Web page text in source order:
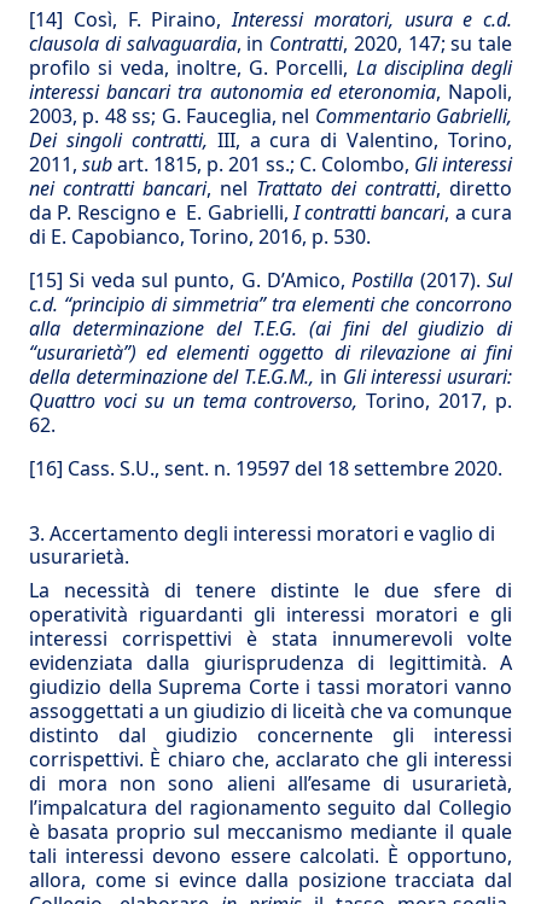
[14] Così, F. Piraino,Interessi moratori, usura e c.d.
clausola di salvaguardia, in Contratti, 2020, 147; su tale
profilo si veda, inoltre, G. Porcelli, La disciplina degli
interessi bancari tra autonomia ed eteronomia, Napoli,
2003, p. 48 ss; G. Fauceglia, nel Commentario Gabrielli,
Dei singoli contratti, III, a cura di Valentino, Torino,
2011, subart. 1815, p. 201 ss.; C. Colombo, Gli interessi
nei contratti bancari, nel Trattato dei contratti, diretto
da P. Rescigno e E. Gabrielli,I contratti bancari, a cura
di E. Capobianco, Torino, 2016, p. 530.
[15] Si veda sul punto, G. D’Amico,Postilla (2017).Sul
c.d. “principio di simmetria” tra elementi che concorrono
alla determinazione del T.E.G. (ai fini del giudizio di
“usurarietà”) ed elementi oggetto di rilevazione ai fini
della determinazione del T.E.G.M., in Gli interessi usurari:
Quattro voci su un tema controverso,Torino, 2017, p.
62.
[16] Cass. S.U., sent. n. 19597 del 18 settembre 2020.
3. Accertamento degli interessi moratori e vaglio di
usurarietà.
La necessità di tenere distinte le due sfere di
operatività riguardanti gli interessi moratori e gli
interessi corrispettivi è stata innumerevoli volte
evidenziata dalla giurisprudenza di legittimità. A
giudizio della Suprema Corte i tassi moratori vanno
assoggettati a un giudizio di liceità che va comunque
distinto dal giudizio concernente gli interessi
corrispettivi. È chiaro che, acclarato che gli interessi
di mora non sono alieni all’esame di usurarietà,
l’impalcatura del ragionamento seguito dal Collegio
è basata proprio sul meccanismo mediante il quale
tali interessi devono essere calcolati. È opportuno,
allora, come si evince dalla posizione tracciata dal